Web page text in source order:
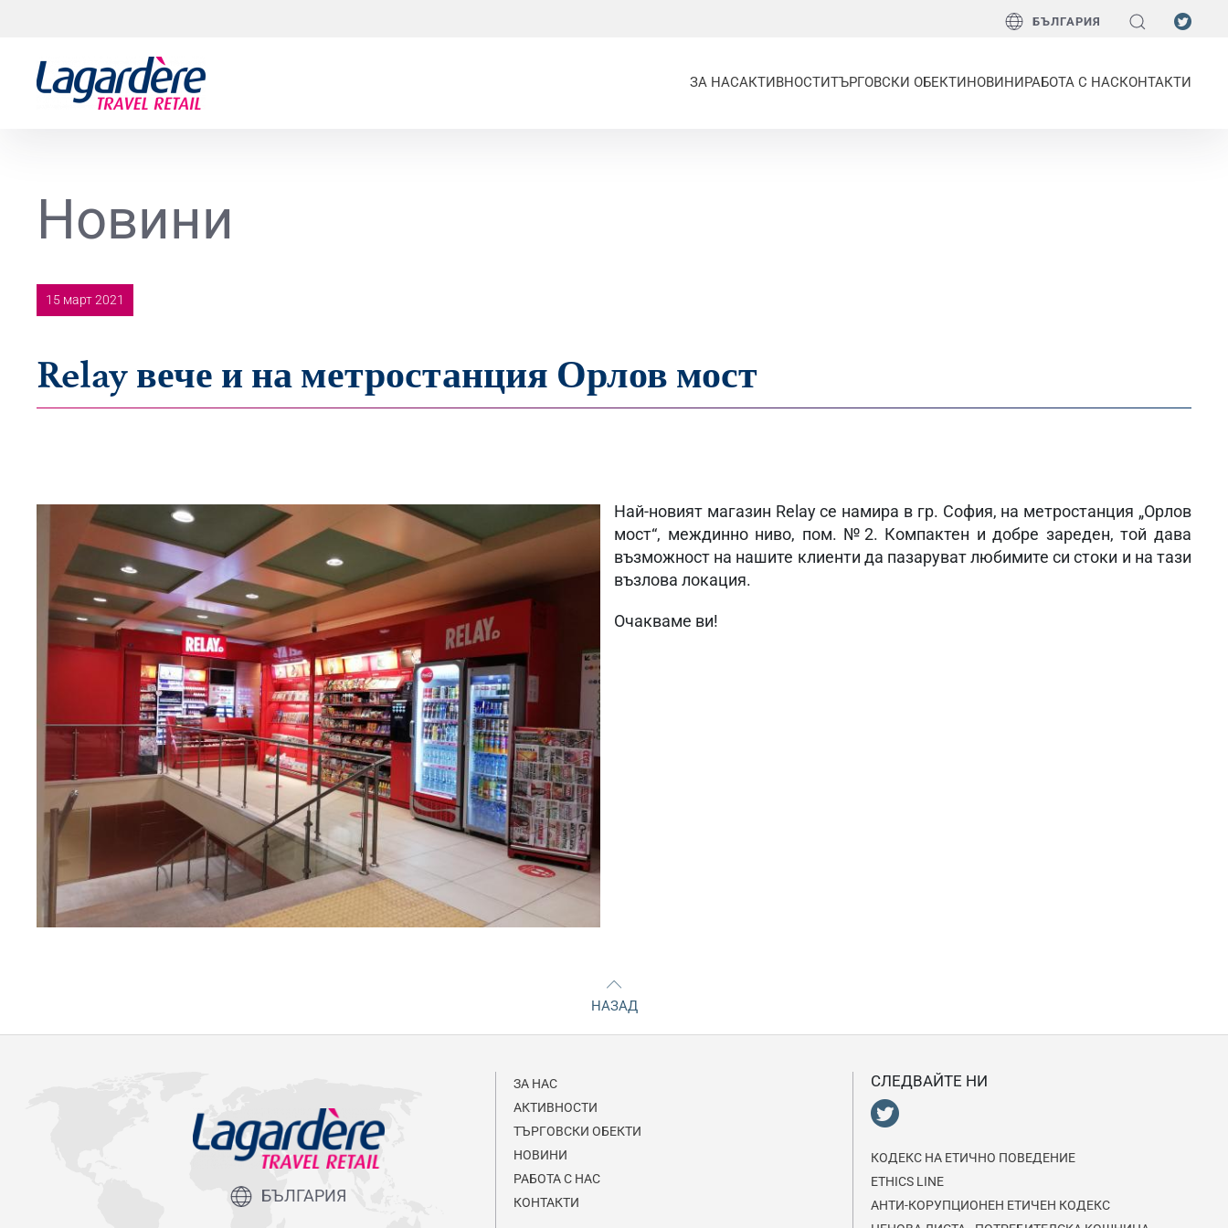
Към долния колонтитул
БЪЛГАРИЯ
ЗА НАСАКТИВНОСТИТЪРГОВСКИ ОБЕКТИНОВИНИРАБОТА С НАСКОНТАКТИ
Новини
15 март 2021
Relay вече и на метростанция Орлов мост
Най-новият магазин Relay се намира в гр. София, на метростанция „Орлов
мост“, междинно ниво, пом. №2. Компактен и добре зареден, той дава
възможност на нашите клиенти да пазаруват любимите си стоки и на тази
възлова локация.
Очакваме ви!
НАЗАД
БЪЛГАРИЯ
ЗА НАС
АКТИВНОСТИ
ТЪРГОВСКИ ОБЕКТИ
НОВИНИ
РАБОТА С НАС
КОНТАКТИ
СЛЕДВАЙТЕ НИ
КОДЕКС НА EТИЧНО ПОВЕДЕНИЕ
ETHICS LINE
АНТИ-КОРУПЦИОНЕН ЕТИЧЕН КОДЕКС